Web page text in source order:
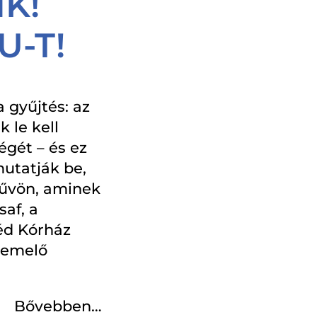
T!
gyűjtés: az
le kell
– és ez
be,
aminek
a
Kórház
Bővebben…